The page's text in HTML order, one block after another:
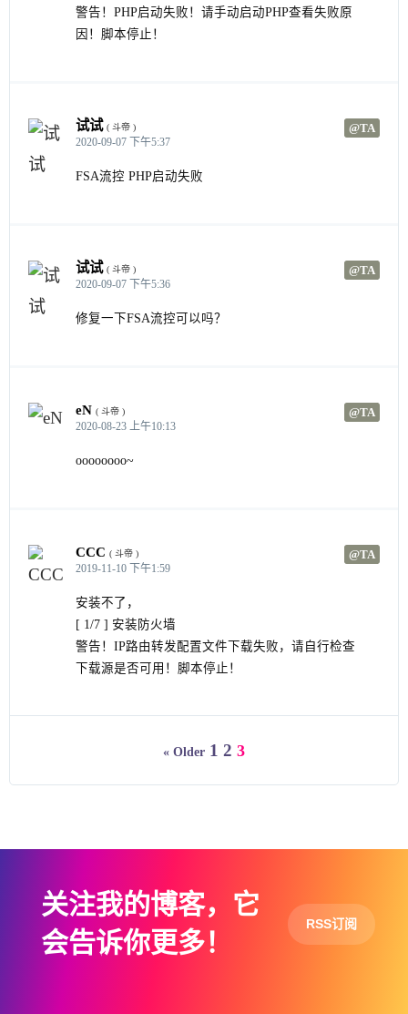
警告！PHP启动失败！请手动启动PHP查看失败原
因！脚本停止！
试试 @TA
( 斗帝 )
2020-09-07 下午5:37
FSA流控 PHP启动失败
试试 @TA
( 斗帝 )
2020-09-07 下午5:36
修复一下FSA流控可以吗？
eN @TA
( 斗帝 )
2020-08-23 上午10:13
oooooooo~
CCC @TA
( 斗帝 )
2019-11-10 下午1:59
安装不了，
[ 1/7 ] 安装防火墙
警告！IP路由转发配置文件下载失败，请自行检查
下载源是否可用！脚本停止！
« Older 1 2 3
关注我的博客，它
会告诉你更多！
RSS订阅